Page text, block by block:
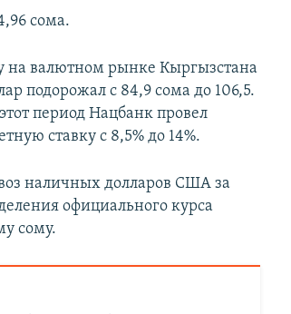
сома.
на валютном рынке Кыргызстана
подорожал с 84,9 сома до 106,5.
период Нацбанк провел
ставку с 8,5% до 14%.
наличных долларов США за
официального курса
сому.